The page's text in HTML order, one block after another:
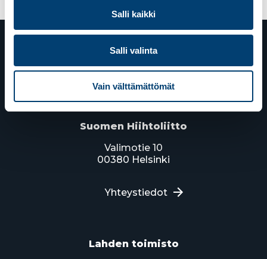
Salli kaikki
Salli valinta
Vain välttämättömät
Suomen Hiihtoliitto
Valimotie 10
00380 Helsinki
Yhteystiedot
Lahden toimisto